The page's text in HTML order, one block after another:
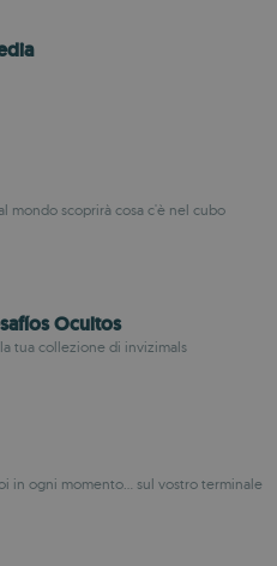
mondo scoprirà cosa c'è nel cubo
Ocultos
tua collezione di invizimals
in ogni momento... sul vostro terminale